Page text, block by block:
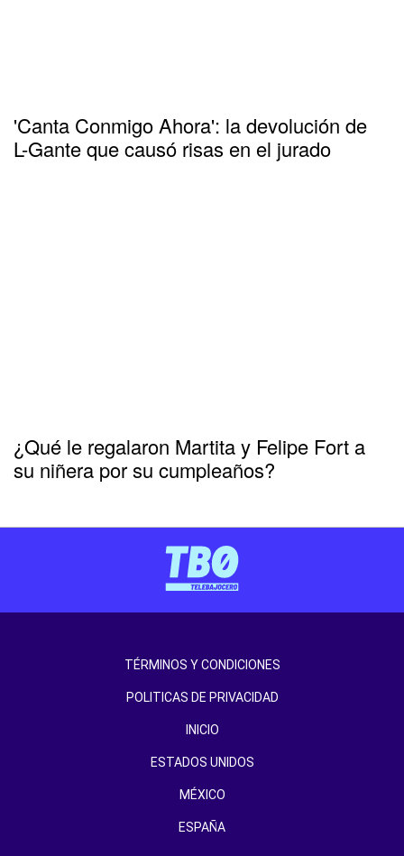
'Canta Conmigo Ahora': la devolución de
L-Gante que causó risas en el jurado
¿Qué le regalaron Martita y Felipe Fort a
su niñera por su cumpleaños?
TÉRMINOS Y CONDICIONES
POLITICAS DE PRIVACIDAD
INICIO
ESTADOS UNIDOS
MÉXICO
ESPAÑA